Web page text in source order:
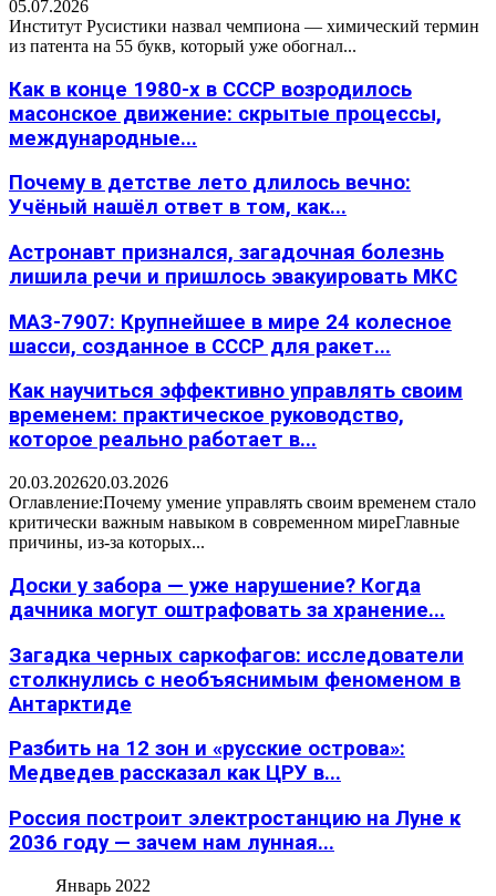
05.07.2026
Институт Русистики назвал чемпиона — химический термин
из патента на 55 букв, который уже обогнал...
Как в конце 1980-х в СССР возродилось
масонское движение: скрытые процессы,
международные...
Почему в детстве лето длилось вечно:
Учёный нашёл ответ в том, как...
Астронавт признался, загадочная болезнь
лишила речи и пришлось эвакуировать МКС
МАЗ-7907: Крупнейшее в мире 24 колесное
шасси, созданное в СССР для ракет...
Как научиться эффективно управлять своим
временем: практическое руководство,
которое реально работает в...
20.03.202620.03.2026
Оглавление:Почему умение управлять своим временем стало
критически важным навыком в современном миреГлавные
причины, из-за которых...
Доски у забора — уже нарушение? Когда
дачника могут оштрафовать за хранение...
Загадка черных саркофагов: исследователи
столкнулись с необъяснимым феноменом в
Антарктиде
Разбить на 12 зон и «русские острова»:
Медведев рассказал как ЦРУ в...
Россия построит электростанцию на Луне к
2036 году — зачем нам лунная...
Январь 2022